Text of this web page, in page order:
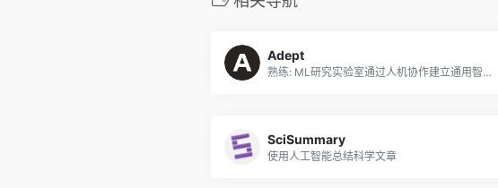
Adept
熟练: ML研究实验室通过人机协作建立通用智能。
SciSummary
使用人工智能总结科学文章